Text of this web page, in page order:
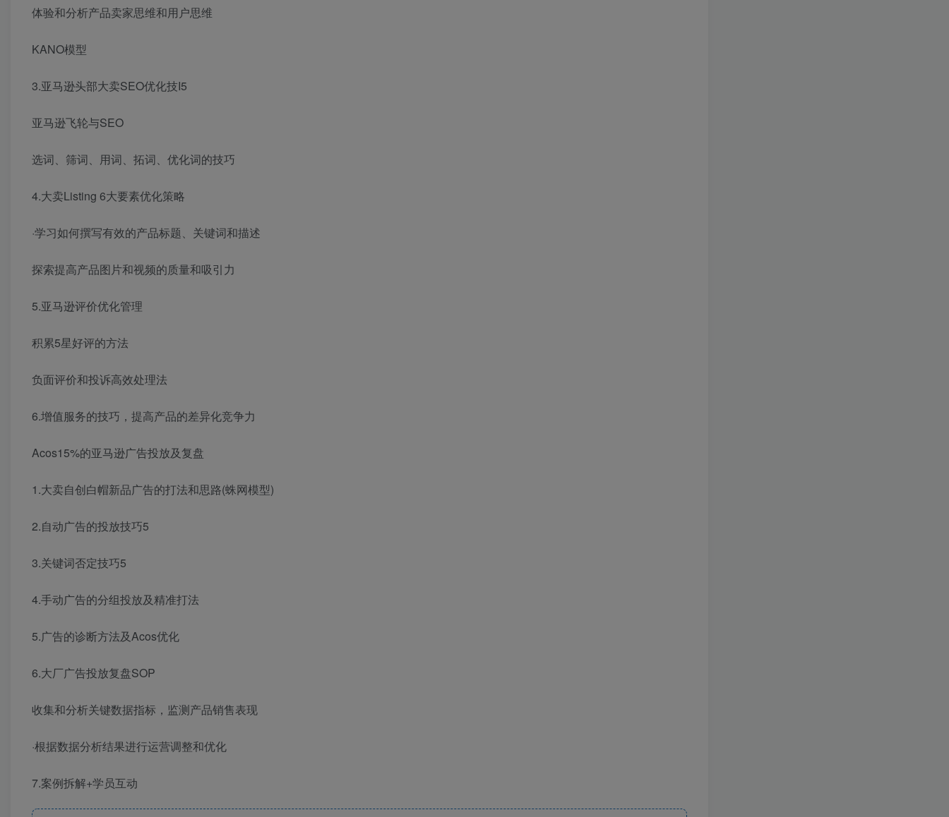
体验和分析产品卖家思维和用户思维
KANO模型
3.亚马逊头部大卖SEO优化技I5
亚马逊飞轮与SEO
选词、筛词、用词、拓词、优化词的技巧
4.大卖Listing 6大要素优化策略
·学习如何撰写有效的产品标题、关键词和描述
探索提高产品图片和视频的质量和吸引力
5.亚马逊评价优化管理
积累5星好评的方法
负面评价和投诉高效处理法
6.增值服务的技巧，提高产品的差异化竞争力
Acos15%的亚马逊广告投放及复盘
1.大卖自创白帽新品广告的打法和思路(蛛网模型)
2.自动广告的投放技巧5
3.关键词否定技巧5
4.手动广告的分组投放及精准打法
5.广告的诊断方法及Acos优化
6.大厂广告投放复盘SOP
收集和分析关键数据指标，监测产品销售表现
·根据数据分析结果进行运营调整和优化
7.案例拆解+学员互动